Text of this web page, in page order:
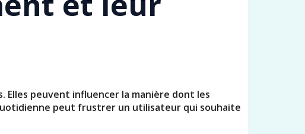
Elles peuvent influencer la manière dont les
peut frustrer un utilisateur qui souhaite